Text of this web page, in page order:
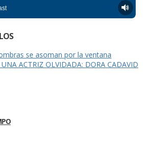
se asoman por la ventana
ACTRIZ OLVIDADA: DORA CADAVID